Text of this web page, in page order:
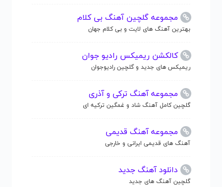
مجموعه گلچین آهنگ بی کلام
بهترین آهنگ های لایت و بی کلام جهان
کالکشن ریمیکس رادیو جوان
ریمیکس های جدید و گلچین رادیوجوان
مجموعه آهنگ ترکی و آذری
گلچین کامل آهنگ شاد و غمگین ترکیه ای
مجموعه آهنگ قدیمی
آهنگ های قدیمی ایرانی و خارجی
دانلود آهنگ جدید
گلچین آهنگ های جدید